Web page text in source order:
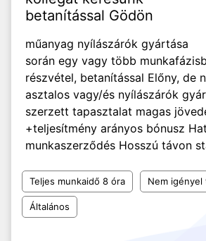
betanítással Gödön
műanyag nyílászárók gyártása
során egy vagy több
részvétel, betanítással Előny, de
asztalos vagy/és nyílászárók
szerzett tapasztalat magas
+teljesítmény arányos bónusz
munkaszerződés Hosszú távon
Teljes munkaidő 8 óra Nem igényel
Általános